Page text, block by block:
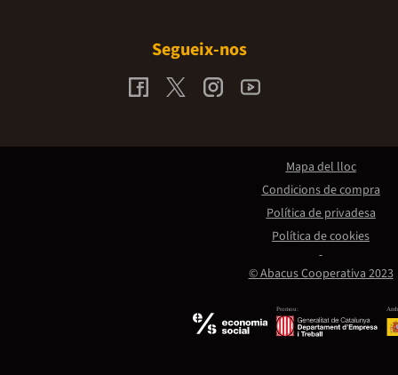
Segueix-nos
Promou:
© Abacus Cooperativa 2023
Mapa del lloc
Condicions de compra
Política de privadesa
Política de cookies